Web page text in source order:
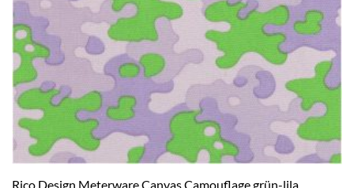
Rico Design Meterware Canvas Camouflage grün-lila